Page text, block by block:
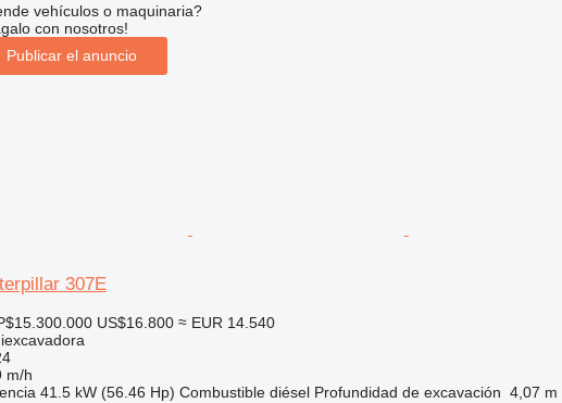
vehículos o maquinaria?
con nosotros!
Publicar el anuncio
307E
US$16.800 ≈ EUR 14.540
m/h
41.5 kW (56.46 Hp) Combustible diésel Profundidad de excavación 4,07 m